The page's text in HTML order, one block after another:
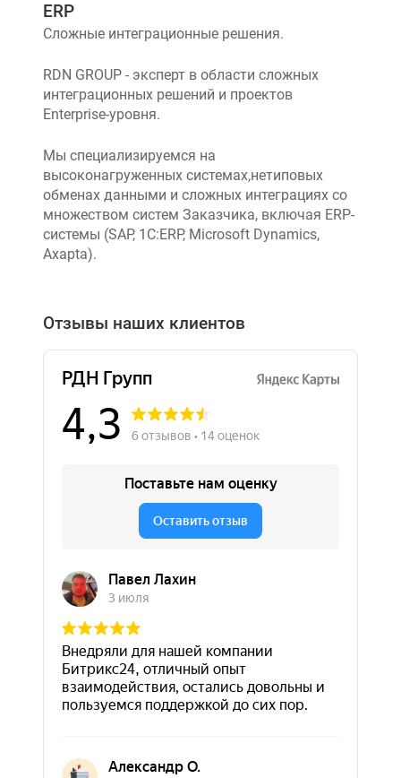
ERP
Сложные интеграционные решения.
RDN GROUP - эксперт в области сложных
интеграционных решений и проектов
Enterprise-уровня.
Мы специализируемся на
высоконагруженных системах,нетиповых
обменах данными и сложных интеграциях со
множеством систем Заказчика, включая ERP-
системы (SAP, 1C:ERP, Microsoft Dynamics,
Axapta).
Отзывы наших клиентов